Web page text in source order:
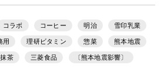
コラボ コーヒー 明治 雪印乳業
用 理研ビタミン 惣菜 熊本地震
抹茶 三菱食品 〔熊本地震影響〕